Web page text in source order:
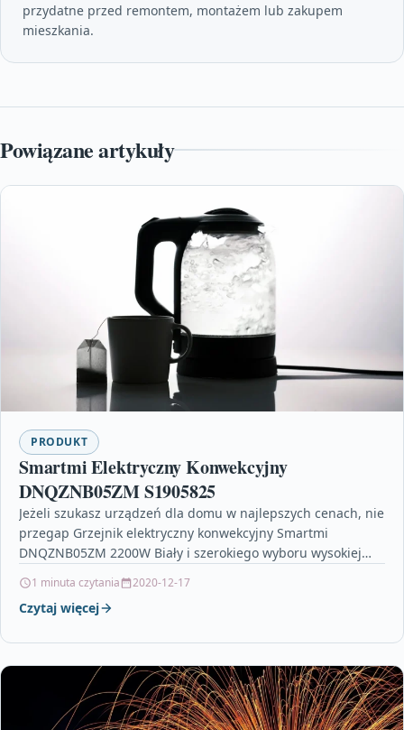
przydatne przed remontem, montażem lub zakupem
mieszkania.
Powiązane artykuły
PRODUKT
Smartmi Elektryczny Konwekcyjny
DNQZNB05ZM S1905825
Jeżeli szukasz urządzeń dla domu w najlepszych cenach, nie
przegap Grzejnik elektryczny konwekcyjny Smartmi
DNQZNB05ZM 2200W Biały i szerokiego wyboru wysokiej
1 minuta czytania 2020-12-17
Czytaj więcej